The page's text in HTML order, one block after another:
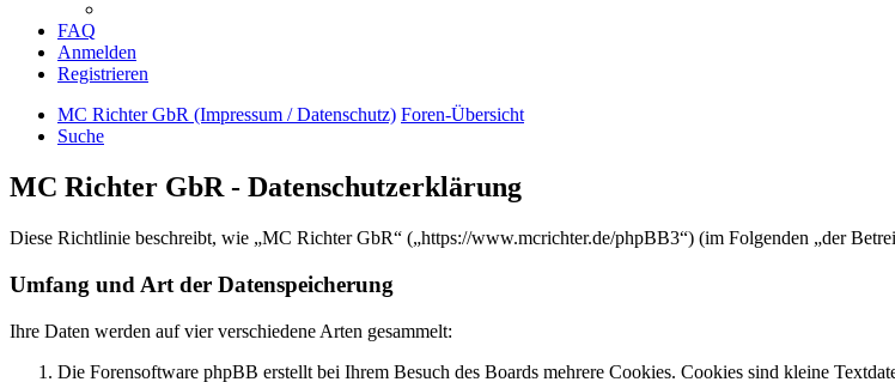
FAQ
Anmelden
Registrieren
MC Richter GbR (Impressum / Datenschutz) Foren-Übersicht
Suche
MC Richter GbR - Datenschutzerklärung
Diese Richtlinie beschreibt, wie „MC Richter GbR“ („https://www.mcrichter.de/phpBB3“) (im Folgenden „der
Umfang und Art der Datenspeicherung
Ihre Daten werden auf vier verschiedene Arten gesammelt:
Die Forensoftware phpBB erstellt bei Ihrem Besuch des Boards mehrere Cookies. Cookies sind kleine